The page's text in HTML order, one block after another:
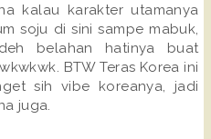
kalau karakter utamanya
soju di sini sampe mabuk,
belahan hatinya buat
BTW Teras Korea ini
sih vibe koreanya, jadi
juga.